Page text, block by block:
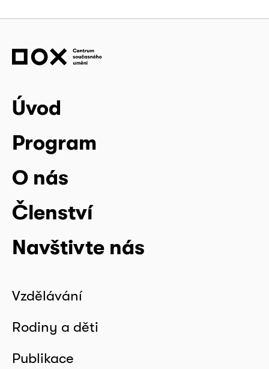
Úvod
Program
O nás
Členství
Navštivte nás
Vzdělávání
Rodiny a děti
Publikace